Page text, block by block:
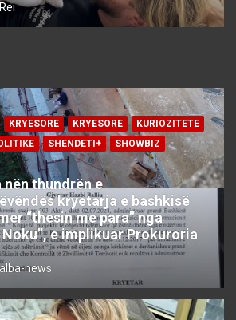
Rei
KRYESORE KRYESORE
KURIOZITETE
SHENDETI+
SHOWBIZ
thundrën e
kryetarja e bashkisë
“thesin me para” nga
Noku”, e implikuar Prokuroria
alba-news